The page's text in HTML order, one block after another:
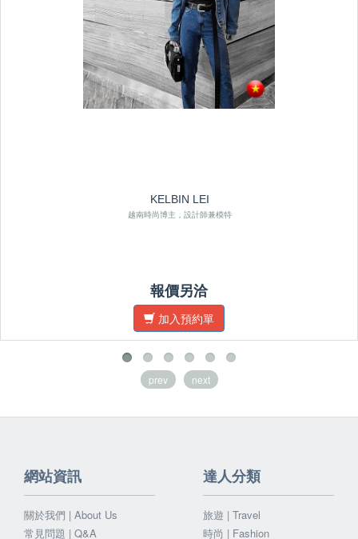
KELBIN LEI
越南時尚博主，設計師兼模特
報價另洽
加入預約單
prev next
網站資訊
關於我們 | About Us
常見問題 | Q&A
達人分類
旅遊 | Travel
時尚 | Fashion